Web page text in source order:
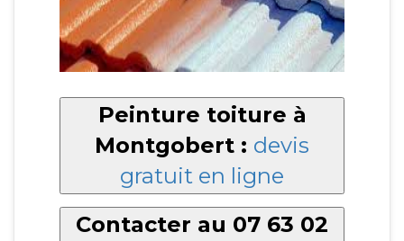
Peinture toiture à
Montgobert : devis
gratuit en ligne
Contacter au 07 63 02